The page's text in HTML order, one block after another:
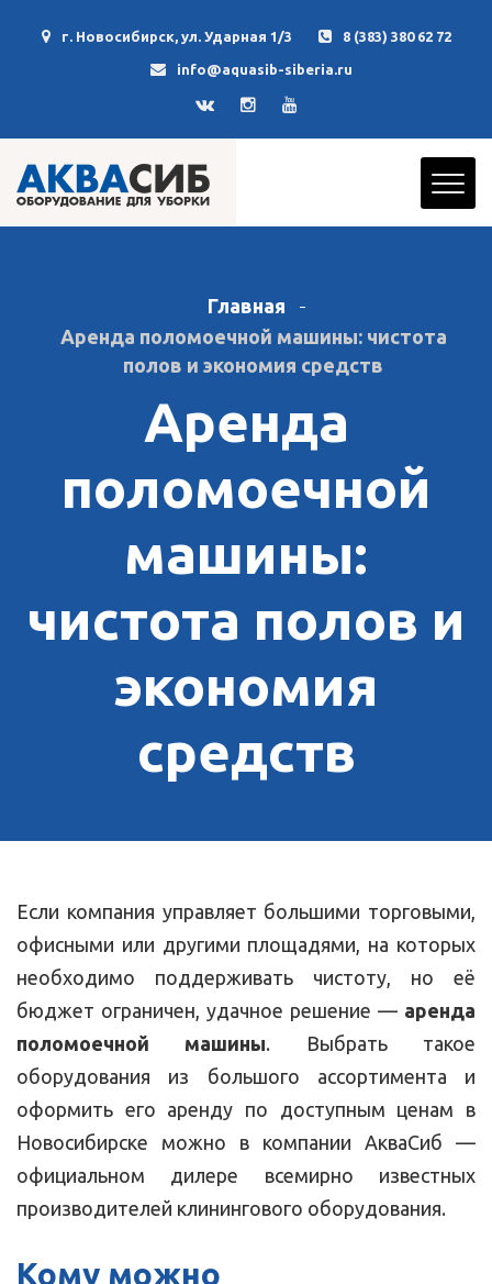
г. Новосибирск, ул. Ударная 1/3 8 (383) 380 62 72
info@aquasib-siberia.ru
Главная
Аренда поломоечной машины: чистота
полов и экономия средств
Аренда
поломоечной
машины:
чистота полов и
экономия
средств
Если компания управляет большими торговыми,
офисными или другими площадями, на которых
необходимо поддерживать чистоту, но её
бюджет ограничен, удачное решение — аренда
поломоечной машины. Выбрать такое
оборудования из большого ассортимента и
оформить его аренду по доступным ценам в
Новосибирске можно в компании АкваСиб —
официальном дилере всемирно известных
производителей клинингового оборудования.
Кому можно